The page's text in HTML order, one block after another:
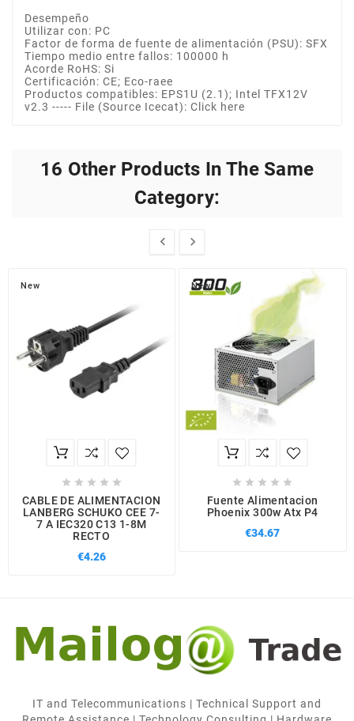
Desempeño
Utilizar con: PC
Factor de forma de fuente de alimentación (PSU): SFX
Tiempo medio entre fallos: 100000 h
Acorde RoHS: Si
Certificación: CE; Eco-raee
Productos compatibles: EPS1U (2.1); Intel TFX12V
v2.3 ----- File (Source Icecat): Click here
16 Other Products In The Same
Category:
 
New
    
CABLE DE ALIMENTACION
LANBERG SCHUKO CEE 7-
7 A IEC320 C13 1-8M
RECTO
€4.26
New
    
Fuente Alimentacion
Phoenix 300w Atx P4
€34.67
IT and Telecommunications | Technical Support and